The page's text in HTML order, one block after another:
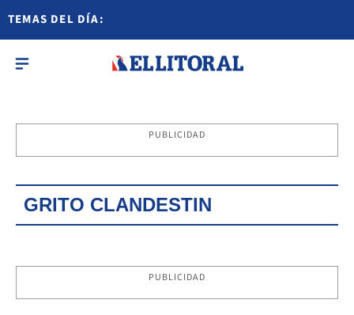
TEMAS DEL DÍA:
PUBLICIDAD
GRITO CLANDESTIN
PUBLICIDAD